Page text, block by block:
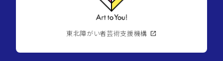
東北障がい者芸術支援機構 open_in_new